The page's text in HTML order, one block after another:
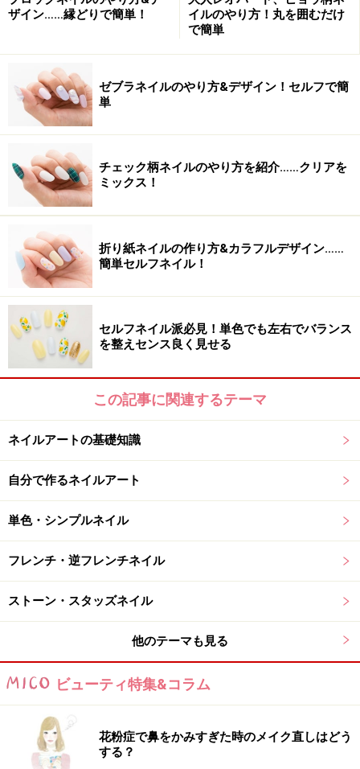
ザイン……縁どりで簡単！
イルのやり方！丸を囲むだけ
で簡単
ゼブラネイルのやり方&デザイン！セルフで簡
単
チェック柄ネイルのやり方を紹介……クリアを
ミックス！
折り紙ネイルの作り方&カラフルデザイン……
簡単セルフネイル！
セルフネイル派必見！単色でも左右でバランス
を整えセンス良く見せる
この記事に関連するテーマ
ネイルアートの基礎知識
自分で作るネイルアート
単色・シンプルネイル
フレンチ・逆フレンチネイル
ストーン・スタッズネイル
他のテーマも見る
ビューティ特集&コラム
花粉症で鼻をかみすぎた時のメイク直しはどう
する？